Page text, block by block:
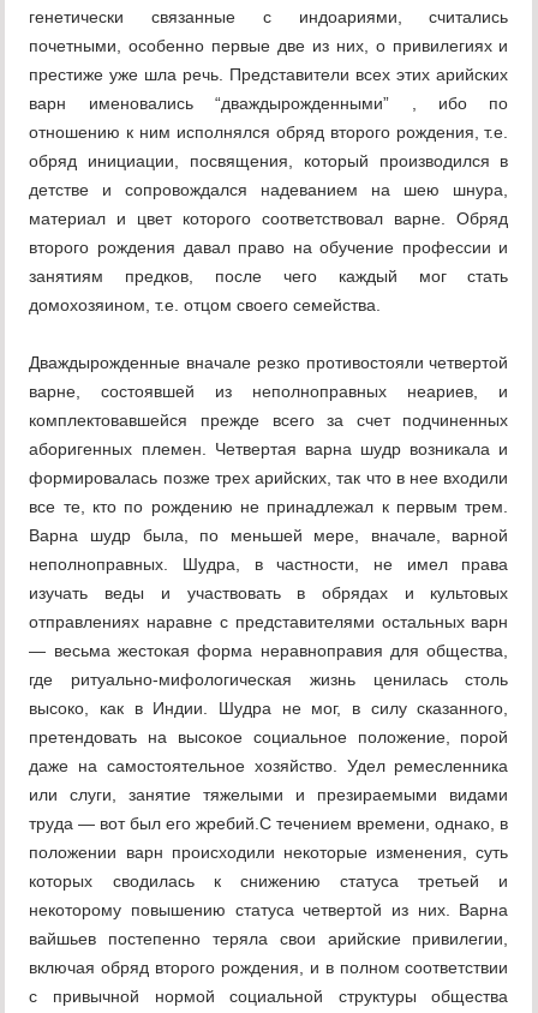
генетически связанные с индоариями, считались
почетными, особенно первые две из них, о привилегиях и
престиже уже шла речь. Представители всех этих арийских
варн именовались “дваждырожденными” , ибо по
отношению к ним исполнялся обряд второго рождения, т.е.
обряд инициации, посвящения, который производился в
детстве и сопровождался надеванием на шею шнура,
материал и цвет которого соответствовал варне. Обряд
второго рождения давал право на обучение профессии и
занятиям предков, после чего каждый мог стать
домохозяином, т.е. отцом своего семейства.
Дваждырожденные вначале резко противостояли четвертой
варне, состоявшей из неполноправных неариев, и
комплектовавшейся прежде всего за счет подчиненных
аборигенных племен. Четвертая варна шудр возникала и
формировалась позже трех арийских, так что в нее входили
все те, кто по рождению не принадлежал к первым трем.
Варна шудр была, по меньшей мере, вначале, варной
неполноправных. Шудра, в частности, не имел права
изучать веды и участвовать в обрядах и культовых
отправлениях наравне с представителями остальных варн
— весьма жестокая форма неравноправия для общества,
где ритуально-мифологическая жизнь ценилась столь
высоко, как в Индии. Шудра не мог, в силу сказанного,
претендовать на высокое социальное положение, порой
даже на самостоятельное хозяйство. Удел ремесленника
или слуги, занятие тяжелыми и презираемыми видами
труда — вот был его жребий.С течением времени, однако, в
положении варн происходили некоторые изменения, суть
которых сводилась к снижению статуса третьей и
некоторому повышению статуса четвертой из них. Варна
вайшьев постепенно теряла свои арийские привилегии,
включая обряд второго рождения, и в полном соответствии
с привычной нормой социальной структуры общества